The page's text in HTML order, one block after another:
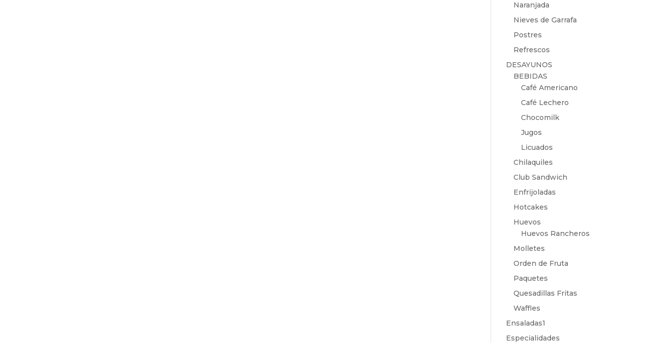
Naranjada
Nieves de Garrafa
Postres
Refrescos
DESAYUNOS
BEBIDAS
Café Americano
Café Lechero
Chocomilk
Jugos
Licuados
Chilaquiles
Club Sandwich
Enfrijoladas
Hotcakes
Huevos
Huevos Rancheros
Molletes
Orden de Fruta
Paquetes
Quesadillas Fritas
Waffles
Ensaladas1
Especialidades